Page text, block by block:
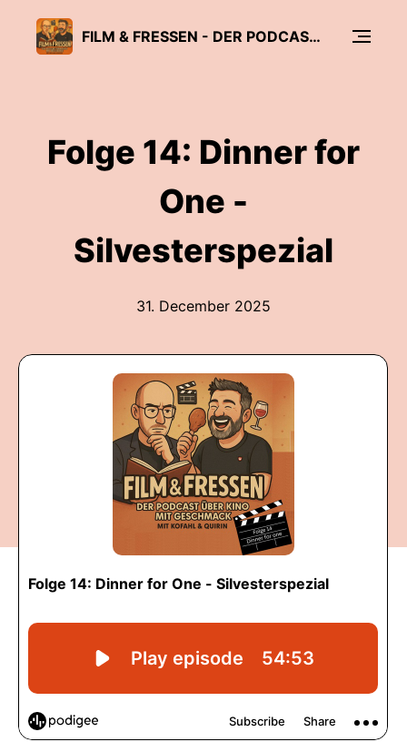
FILM & FRESSEN - DER PODCAST ÜBER KINO MIT GESCHMACK
Folge 14: Dinner for
One -
Silvesterspezial
31. December 2025